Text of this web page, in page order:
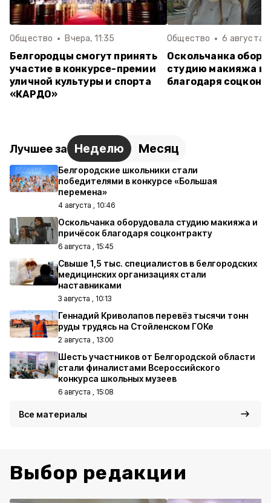
Общество Вчера, 11:35
Белгородцы смогут принять
участие в конкурсе-премии
уличной культуры и спорта
«КАРДО»
Общество 6 августа ,
Оскольчанка
студию макияжа и
благодаря
Лучшее за Неделю Месяц
Белгородские школьники стали
победителями в конкурсе «Большая
перемена»
4 августа , 10:46
Оскольчанка оборудовала студию макияжа и
причёсок благодаря соцконтракту
6 августа , 15:45
Свыше 1,5 тыс. специалистов в белгородских
медицинских организациях стали
наставниками
3 августа , 10:13
Геннадий Криволапов перевёз тысячи тонн
руды трудясь на Стойленском ГОКе
2 августа , 13:00
Шесть участников от Белгородской области
стали финалистами Всероссийского
конкурса школьных музеев
6 августа , 15:08
Все материалы
Выбор редакции